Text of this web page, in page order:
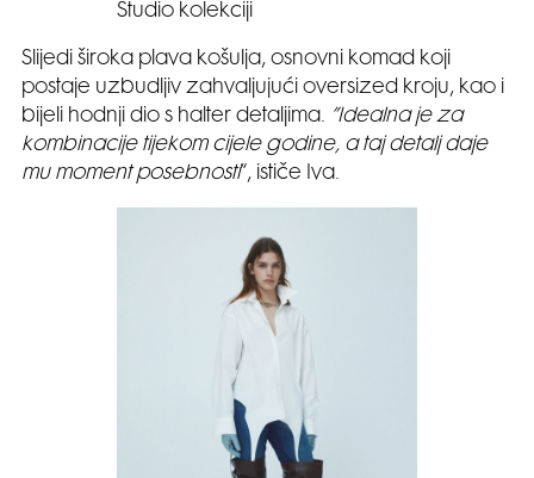
Studio kolekciji
Slijedi široka plava košulja, osnovni komad koji
postaje uzbudljiv zahvaljujući oversized kroju, kao i
bijeli hodnji dio s halter detaljima. ”Idealna je za
kombinacije tijekom cijele godine, a taj detalj daje
mu moment posebnosti“, ističe Iva.